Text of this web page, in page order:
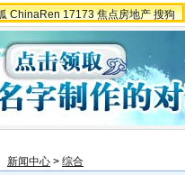
ChinaRen 17173 焦点房地产 搜狗
新闻中心 > 综合